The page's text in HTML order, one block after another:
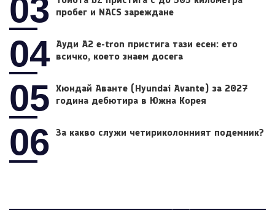
03
пробег и NACS зареждане
04 Ауди A2 e-tron пристига тази есен: ето
всичко, което знаем досега
05
Хюндай Аванте (Hyundai Avante) за 2027
година дебютира в Южна Корея
06 За какво служи четириколонният подемник?